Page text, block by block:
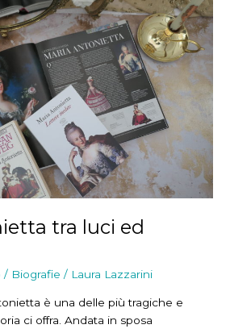
tra luci ed
/ Biografie / Laura Lazzarini
è una delle più tragiche e
ci offra. Andata in sposa